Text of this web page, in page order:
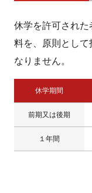
休学を許可され
料を、原則とし
なりません。
休学期間
前期又は後期
１年間